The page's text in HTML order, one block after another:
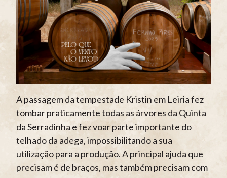
A passagem da tempestade Kristin em Leiria fez
tombar praticamente todas as árvores da Quinta
da Serradinha e fez voar parte importante do
telhado da adega, impossibilitando a sua
utilização para a produção. A principal ajuda que
precisam é de braços, mas também precisam com